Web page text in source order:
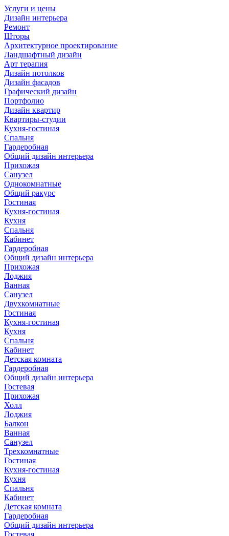
Услуги и цены
Дизайн интерьера
Ремонт
Шторы
Архитектурное проектирование
Ландшафтный дизайн
Арт терапия
Дизайн потолков
Дизайн фасадов
Графический дизайн
Портфолио
Дизайн квартир
Квартиры-студии
Кухня-гостиная
Спальня
Гардеробная
Общий дизайн интерьера
Прихожая
Санузел
Однокомнатные
Общий ракурс
Гостиная
Кухня-гостиная
Кухня
Спальня
Кабинет
Гардеробная
Общий дизайн интерьера
Прихожая
Лоджия
Ванная
Санузел
Двухкомнатные
Гостиная
Кухня-гостиная
Кухня
Спальня
Кабинет
Детская комната
Гардеробная
Общий дизайн интерьера
Гостевая
Прихожая
Холл
Лоджия
Балкон
Ванная
Санузел
Трехкомнатные
Гостиная
Кухня-гостиная
Кухня
Спальня
Кабинет
Детская комната
Гардеробная
Общий дизайн интерьера
Гостевая